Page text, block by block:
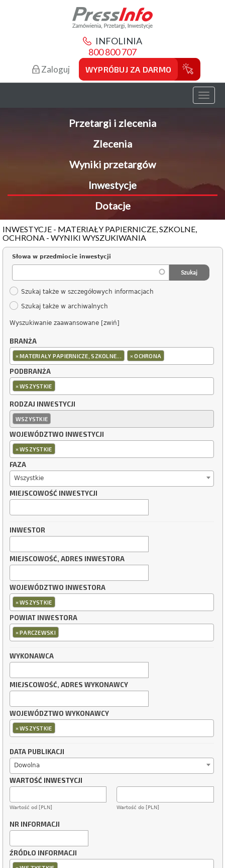
INFOLINIA
800 800 707
Zaloguj WYPRÓBUJ ZA DARMO
Toggle
Przetargi i zlecenia
Zlecenia
Wyniki przetargów
Inwestycje
Dotacje
INWESTYCJE - MATERIAŁY PAPIERNICZE, SZKOLNE,
OCHRONA - WYNIKI WYSZUKIWANIA
Słowa w przedmiocie inwestycji
Szukaj także w szczegółowych informacjach
Szukaj także w archiwalnych
Wyszukiwanie zaawansowane [zwiń]
BRANŻA
×MATERIAŁY PAPIERNICZE, SZKOLNE... ×OCHRONA
PODBRANŻA
×WSZYSTKIE
RODZAJ INWESTYCJI
WSZYSTKIE
WOJEWÓDZTWO INWESTYCJI
×WSZYSTKIE
FAZA
Wszystkie
MIEJSCOWOŚĆ INWESTYCJI
INWESTOR
MIEJSCOWOŚĆ, ADRES INWESTORA
WOJEWÓDZTWO INWESTORA
×WSZYSTKIE
POWIAT INWESTORA
×PARCZEWSKI
WYKONAWCA
MIEJSCOWOŚĆ, ADRES WYKONAWCY
WOJEWÓDZTWO WYKONAWCY
×WSZYSTKIE
DATA PUBLIKACJI
Dowolna
WARTOŚĆ INWESTYCJI
Wartość od [PLN] Wartość do [PLN]
NR INFORMACJI
ŹRÓDŁO INFORMACJI